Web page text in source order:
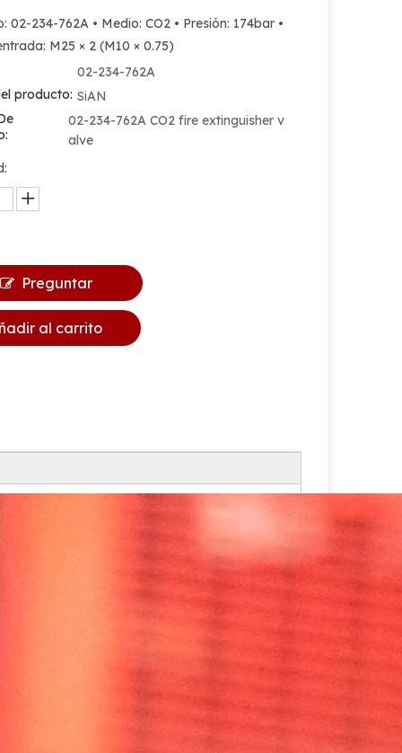
02-234-762A • Medio: CO2 • Presión: 174bar •
M25 × 2 (M10 × 0.75)
02-234-762A
producto: SiAN
02-234-762A CO2 fire extinguisher v
alve
Preguntar
al carrito